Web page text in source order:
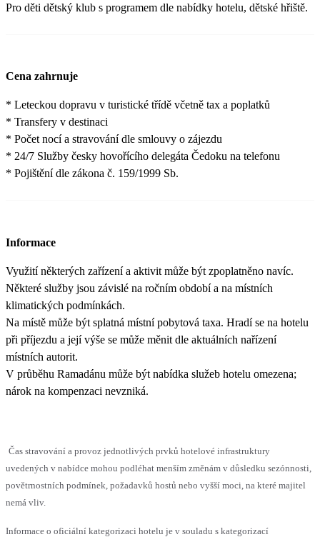
Pro děti dětský klub s programem dle nabídky hotelu, dětské hřiště.
Cena zahrnuje
* Leteckou dopravu v turistické třídě včetně tax a poplatků
* Transfery v destinaci
* Počet nocí a stravování dle smlouvy o zájezdu
* 24/7 Služby česky hovořícího delegáta Čedoku na telefonu
* Pojištění dle zákona č. 159/1999 Sb.
Informace
Využití některých zařízení a aktivit může být zpoplatněno navíc.
Některé služby jsou závislé na ročním období a na místních
klimatických podmínkách.
Na místě může být splatná místní pobytová taxa. Hradí se na hotelu
při příjezdu a její výše se může měnit dle aktuálních nařízení
místních autorit.
V průběhu Ramadánu může být nabídka služeb hotelu omezena;
nárok na kompenzaci nevzniká.
Čas stravování a provoz jednotlivých prvků hotelové infrastruktury
uvedených v nabídce mohou podléhat menším změnám v důsledku sezónnosti,
povětrnostních podmínek, požadavků hostů nebo vyšší moci, na které majitel
nemá vliv.
Informace o oficiální kategorizaci hotelu je v souladu s kategorizací